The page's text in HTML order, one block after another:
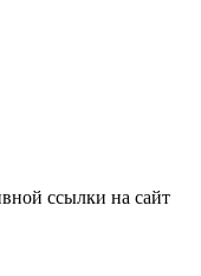
ссылки на сайт